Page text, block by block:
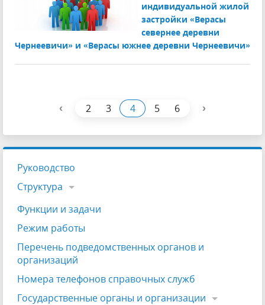
индивидуальной жилой
застройки «Верасы
севернее деревни
Чернеевичи» и «Верасы южнее деревни Чернеевичи»
‹ 2 3 4 5 6 ›
Руководство
Структура
Функции и задачи
Режим работы
Перечень подведомственных органов и
организаций
Номера телефонов справочных служб
Государственные органы и организации